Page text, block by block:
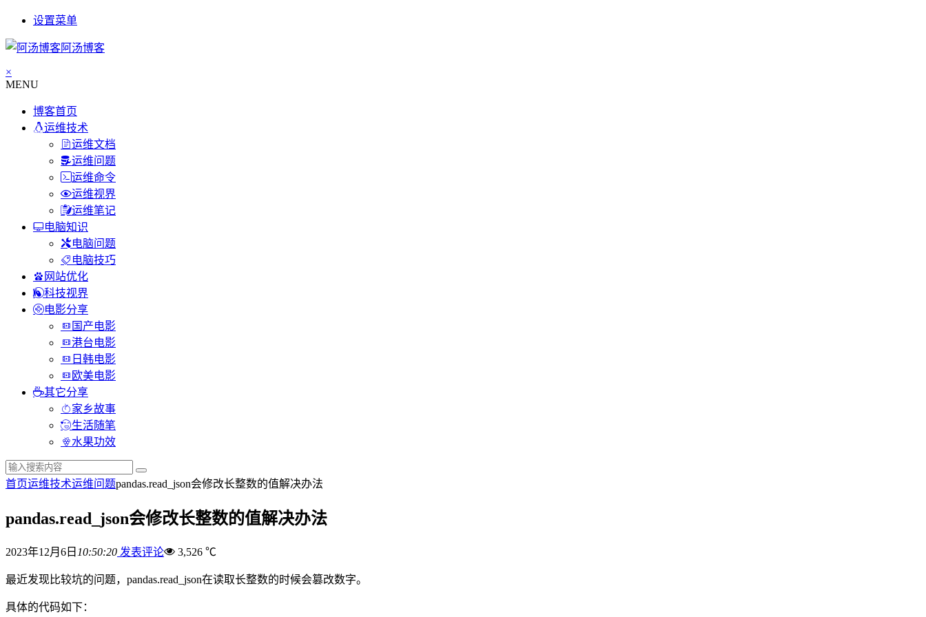
设置菜单
阿汤博客
×
MENU
博客首页
运维技术
运维文档
运维问题
运维命令
运维视界
运维笔记
电脑知识
电脑问题
电脑技巧
网站优化
科技视界
电影分享
国产电影
港台电影
日韩电影
欧美电影
其它分享
家乡故事
生活随笔
水果功效
首页运维技术运维问题​pandas.read_json会修改长整数的值解决办法
​pandas.read_json会修改长整数的值解决办法
2023年12月6日 10:50:20 发表评论 3,526 ℃
最近发现比较坑的问题，pandas.read_json在读取长整数的时候会篡改数字。
具体的代码如下：